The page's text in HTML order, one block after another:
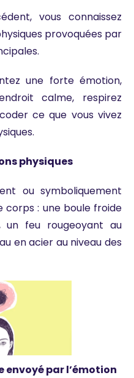
vous connaissez
provoquées par
une forte émotion,
calme, respirez
ce que vous vivez
physiques
ou symboliquement
corps : une boule froide
un feu rougeoyant au
en acier au niveau des
envoyé par l’émotion